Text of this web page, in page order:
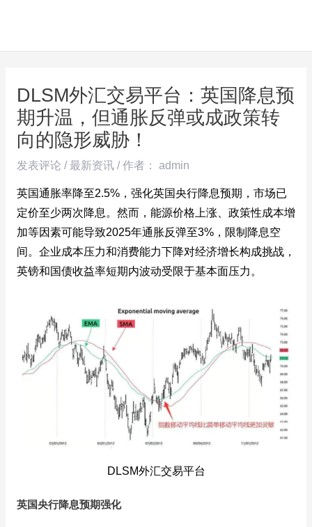
DLSM外汇交易平台：英国降息预
期升温，但通胀反弹或成政策转
向的隐形威胁！
发表评论 /最新资讯/ 作者： admin
英国通胀率降至2.5%，强化英国央行降息预期，市场已
定价至少两次降息。然而，能源价格上涨、政策性成本增
加等因素可能导致2025年通胀反弹至3%，限制降息空
间。企业成本压力和消费能力下降对经济增长构成挑战，
英镑和国债收益率短期内波动受限于基本面压力。
DLSM外汇交易平台
英国央行降息预期强化